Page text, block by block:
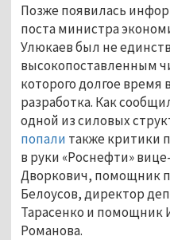
Позже появилась
поста министра
Улюкаев был не
высокопоставленным
которого долгое время
разработка. Как
одной из силовых
попали также критики
в руки «Роснефти»
Дворкович, помощник
Белоусов, директор
Тарасенко и помощник
Романова.